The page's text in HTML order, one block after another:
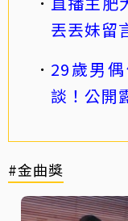
丟丟妹留
29歲男
談！公開
#金曲獎